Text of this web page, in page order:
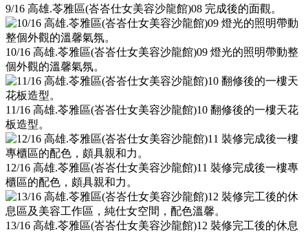
9/16 高雄.苓雅區(峇峇仕女美容沙龍館)08 完成後的面觀。
10/16 高雄.苓雅區(峇峇仕女美容沙龍館)09 燈光的照明帶動整
個外觀的溫馨氣氛。
11/16 高雄.苓雅區(峇峇仕女美容沙龍館)10 翻修後的一樓天花
板造型。
12/16 高雄.苓雅區(峇峇仕女美容沙龍館)11 裝修完成後一樓專
櫃區的配色，頗具親和力。
13/16 高雄.苓雅區(峇峇仕女美容沙龍館)12 裝修完工後的休息